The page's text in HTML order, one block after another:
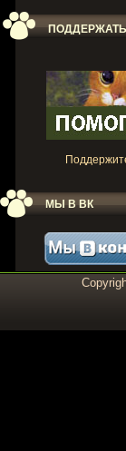
МЫ В ВК